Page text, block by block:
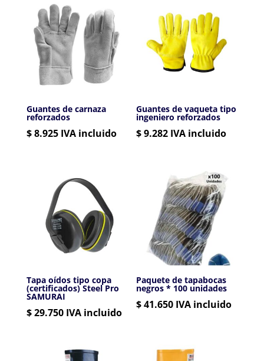
Guantes de carnaza
reforzados
$8.925 IVA incluido
Guantes de vaqueta tipo
ingeniero reforzados
$9.282 IVA incluido
Tapa oídos tipo copa
(certificados) Steel Pro
SAMURAI
$29.750 IVA incluido
Paquete de tapabocas
negros * 100 unidades
$41.650 IVA incluido